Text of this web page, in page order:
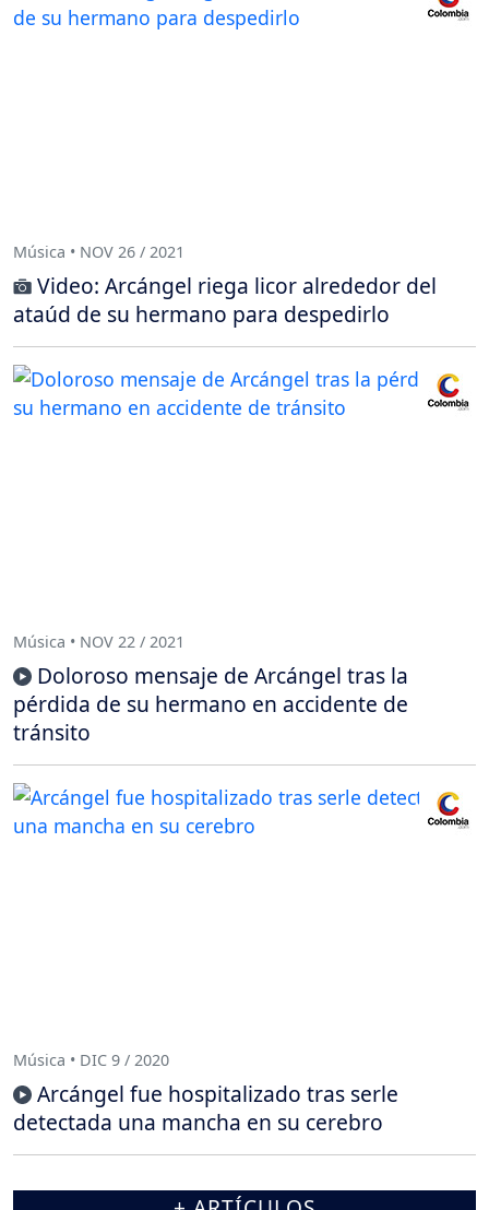
Música • NOV 26 / 2021
Video: Arcángel riega licor alrededor del
ataúd de su hermano para despedirlo
Música • NOV 22 / 2021
Doloroso mensaje de Arcángel tras la
pérdida de su hermano en accidente de
tránsito
Música • DIC 9 / 2020
Arcángel fue hospitalizado tras serle
detectada una mancha en su cerebro